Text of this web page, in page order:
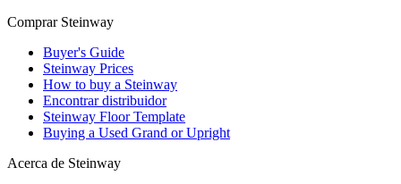
Comprar Steinway
Buyer's Guide
Steinway Prices
How to buy a Steinway
Encontrar distribuidor
Steinway Floor Template
Buying a Used Grand or Upright
Acerca de Steinway